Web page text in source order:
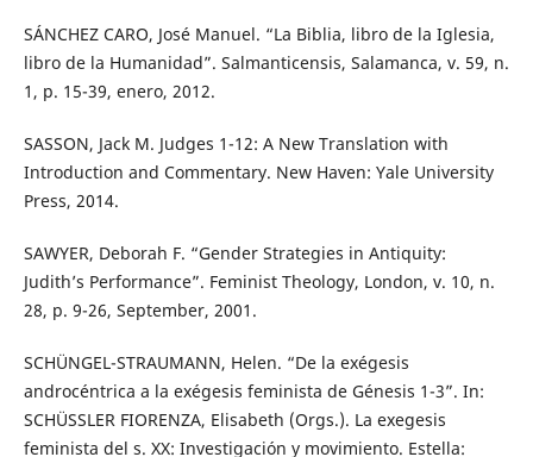
SÁNCHEZ CARO, José Manuel. “La Biblia, libro de la Iglesia,
libro de la Humanidad”. Salmanticensis, Salamanca, v. 59, n.
1, p. 15-39, enero, 2012.
SASSON, Jack M. Judges 1-12: A New Translation with
Introduction and Commentary. New Haven: Yale University
Press, 2014.
SAWYER, Deborah F. “Gender Strategies in Antiquity:
Judith’s Performance”. Feminist Theology, London, v. 10, n.
28, p. 9-26, September, 2001.
SCHÜNGEL-STRAUMANN, Helen. “De la exégesis
androcéntrica a la exégesis feminista de Génesis 1-3”. In:
SCHÜSSLER FIORENZA, Elisabeth (Orgs.). La exegesis
feminista del s. XX: Investigación y movimiento. Estella: